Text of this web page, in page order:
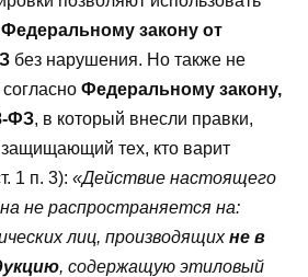
Федеральному закону от
без нарушения. Но также не
Федеральному закону,
ФЗ, в который внесли правки,
защищающий тех, кто варит
1 п. 3): «Действие настоящего
не распространяется на:
лиц, производящихне в
, содержащую этиловый